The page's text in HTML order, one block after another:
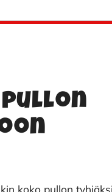
koko pullon